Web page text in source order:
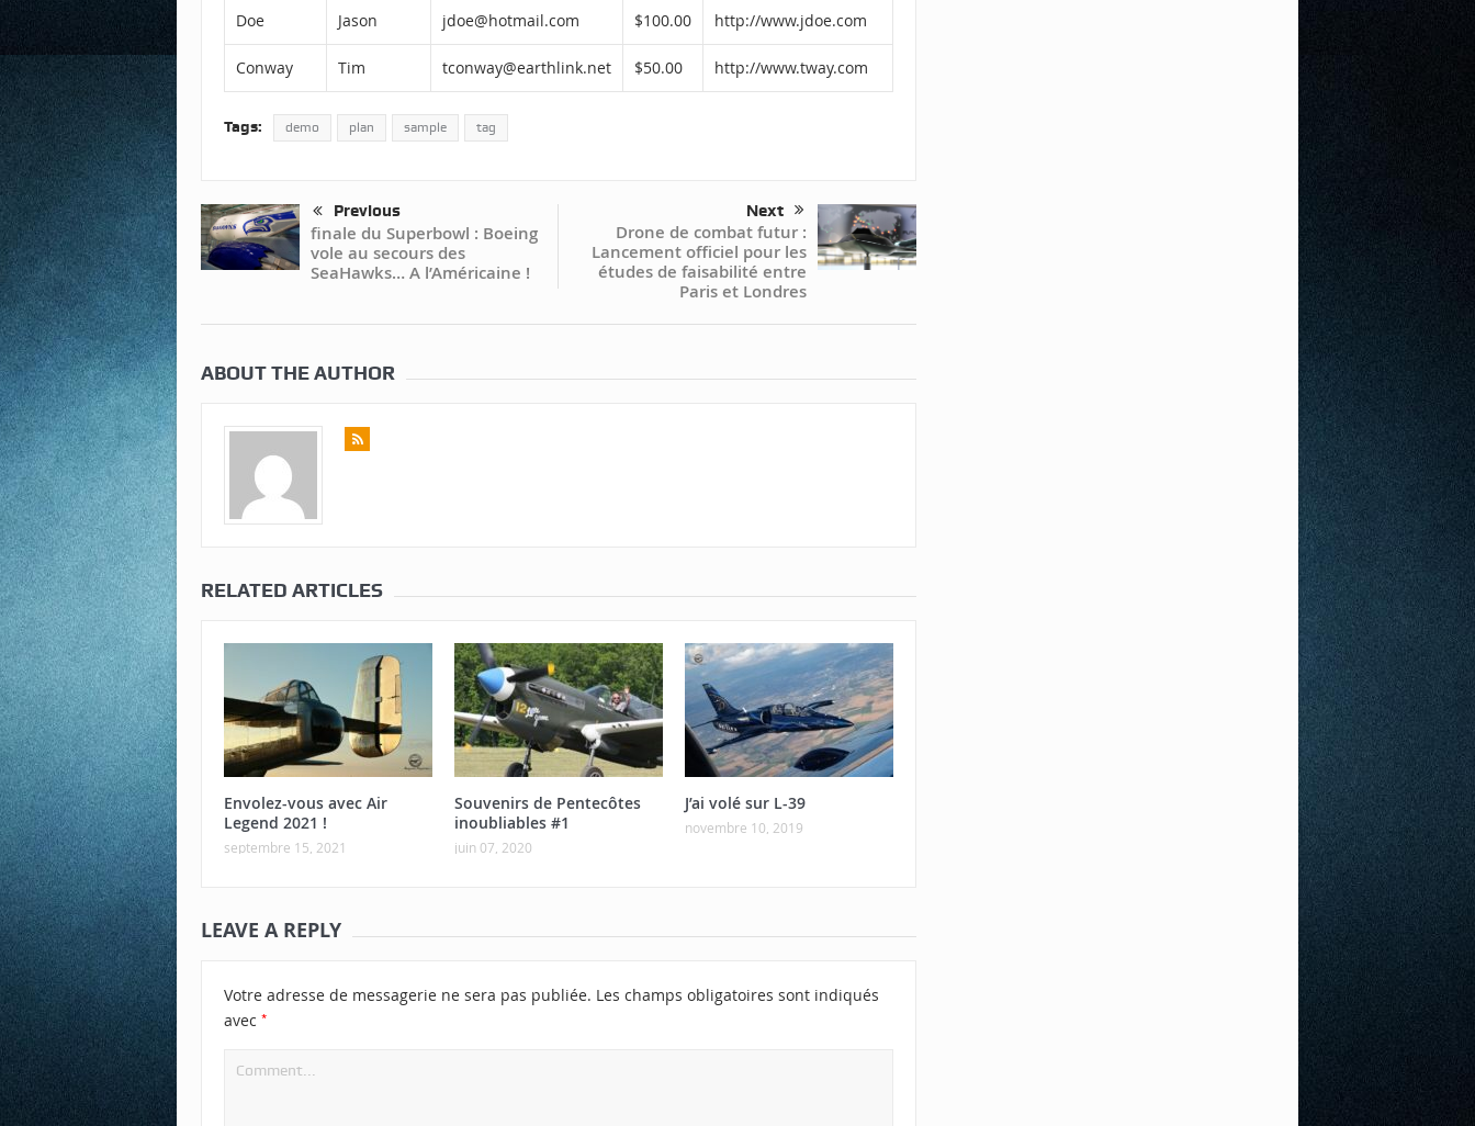
Doe Jason jdoe@hotmail.com $100.00 http://www.jdoe.com
Conway Tim tconway@earthlink.net $50.00 http://www.tway.com
Tags: demo plan sample tag
Previous
finale du Superbowl : Boeing
vole au secours des
SeaHawks… A l’Américaine !
Next
Drone de combat futur :
Lancement officiel pour les
études de faisabilité entre
Paris et Londres
ABOUT THE AUTHOR
RELATED ARTICLES
Envolez-vous avec Air
Legend 2021 !
septembre 15, 2021
Souvenirs de Pentecôtes
inoubliables #1
juin 07, 2020
J’ai volé sur L-39
novembre 10, 2019
LEAVE A REPLY
Votre adresse de messagerie ne sera pas publiée. Les champs obligatoires sont indiqués
avec *